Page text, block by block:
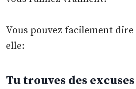
Vous pouvez facilement dire
elle:
Tu trouves des